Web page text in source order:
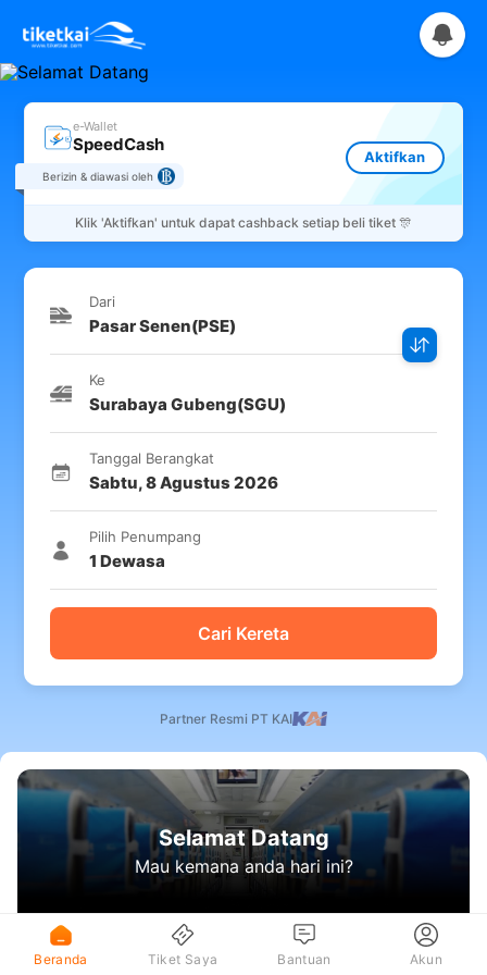
e-Wallet
SpeedCash
Berizin & diawasi oleh
Aktifkan
Klik 'Aktifkan' untuk dapat cashback setiap beli tiket 🎊
Dari
Pasar Senen(PSE)
Ke
Surabaya Gubeng(SGU)
Tanggal Berangkat
Sabtu,8 Agustus 2026
Pilih Penumpang
1 Dewasa
Cari Kereta
Partner Resmi PT KAI
Selamat Datang
Mau kemana anda hari ini?
Beranda Tiket Saya Bantuan Akun